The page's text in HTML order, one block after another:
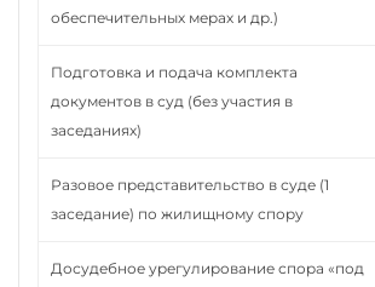
обеспечительных мерах и др.)
Подготовка и подача комплекта
документов в суд (без участия в
заседаниях)
Разовое представительство в суде (1
заседание) по жилищному спору
Досудебное урегулирование спора «под